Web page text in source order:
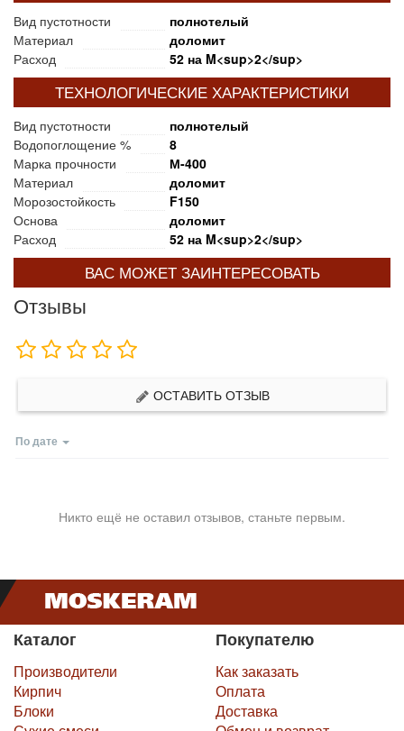
Вид пустотности
полнотелый
Материал
доломит
Расход
52 на M<sup>2</sup>
ТЕХНОЛОГИЧЕСКИЕ ХАРАКТЕРИСТИКИ
Вид пустотности
полнотелый
Водопоглощение %
8
Марка прочности
М-400
Материал
доломит
Морозостойкость
F150
Основа
доломит
Расход
52 на M<sup>2</sup>
ВАС МОЖЕТ ЗАИНТЕРЕСОВАТЬ
Отзывы
ОСТАВИТЬ ОТЗЫВ
По дате
Никто ещё не оставил отзывов, станьте первым.
Каталог
Производители
Кирпич
Блоки
Покупателю
Как заказать
Оплата
Доставка